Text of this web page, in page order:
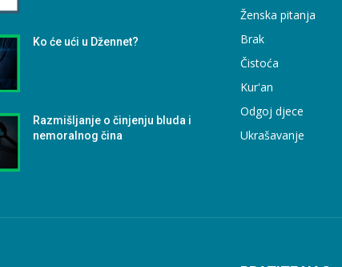
Ko će ući u Džennet?
Razmišljanje o činjenju bluda i
nemoralnog čina
Ženska pitanja
Brak
Čistoća
Kur'an
Odgoj djece
Ukrašavanje